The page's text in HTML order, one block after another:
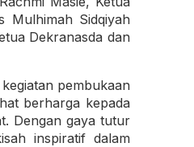
Mulhimah Sidqiyah
Dekranasda dan
pembukaan
berharga kepada
Dengan gaya tutur
inspiratif dalam